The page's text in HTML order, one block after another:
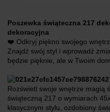
Poszewka świąteczna 217
dekoracyjna
❤️ Odkryj piękno swojego
Znajdź swój styl i wprowadź
będzie pięknie, ale w Twoim
Rozświetl swoje wnętrze magią
świąteczną 217 o wymiarach
klasycznym stylu, ozdobiony